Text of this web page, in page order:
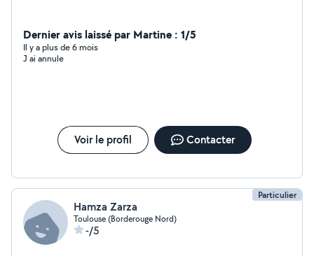
Dernier avis laissé par Martine : 1/5
Il y a plus de 6 mois
J ai annule
Voir le profil Contacter
Particulier
Hamza Zarza
Toulouse (Borderouge Nord)
-/5